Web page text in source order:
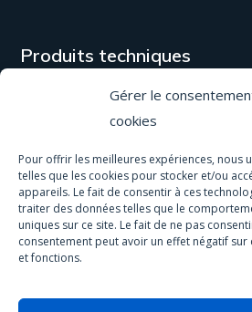
Gérer le
cookies
Pour offrir les meilleures expériences, nous
telles que les cookies pour stocker et/ou
appareils. Le fait de consentir à ces
traiter des données telles que le
uniques sur ce site. Le fait de ne pas
consentement peut avoir un effet négatif
et fonctions.
Produits techniques
Tous nos produits
Equipement de protection
Spas & Piscines
Traitement antidérapant